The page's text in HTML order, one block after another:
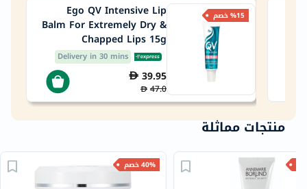
%15 خصم Ego QV Intensive Lip
Balm For Extremely Dry &
Chapped Lips 15g
Delivery in 30 mins
39.95
47.0
منتجات مماثلة
40% خصم